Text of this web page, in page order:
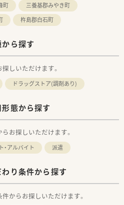
町
三養基郡みやき町
杵島郡白石町
ら探す
しいただけます。
ドラッグストア(調剤あり)
態から探す
お探しいただけます。
・アルバイト 派遣
り条件から探す
からお探しいただけます。